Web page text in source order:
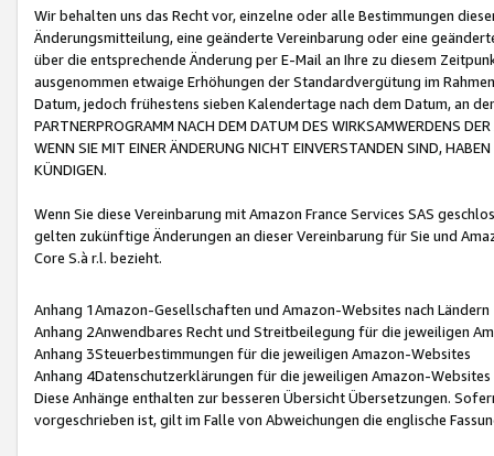
Wir behalten uns das Recht vor, einzelne oder alle Bestimmungen
Änderungsmitteilung, eine geänderte Vereinbarung oder eine
über die entsprechende Änderung per E-Mail an Ihre zu diesem
ausgenommen etwaige Erhöhungen der Standardvergütung im
Datum, jedoch frühestens sieben Kalendertage nach dem Datum, an
PARTNERPROGRAMM NACH DEM DATUM DES WIRKSAMWERDENS
WENN SIE MIT EINER ÄNDERUNG NICHT EINVERSTANDEN SIND,
KÜNDIGEN.
Wenn Sie diese Vereinbarung mit Amazon France Services SAS
gelten zukünftige Änderungen an dieser Vereinbarung für Sie und
Core S.à r.l. bezieht.
Anhang 1Amazon-Gesellschaften und Amazon-Websites nach Ländern
Anhang 2Anwendbares Recht und Streitbeilegung für die jeweiligen
Anhang 3Steuerbestimmungen für die jeweiligen Amazon-Websites
Anhang 4Datenschutzerklärungen für die jeweiligen Amazon-Websites
Diese Anhänge enthalten zur besseren Übersicht Übersetzungen.
vorgeschrieben ist, gilt im Falle von Abweichungen die englische